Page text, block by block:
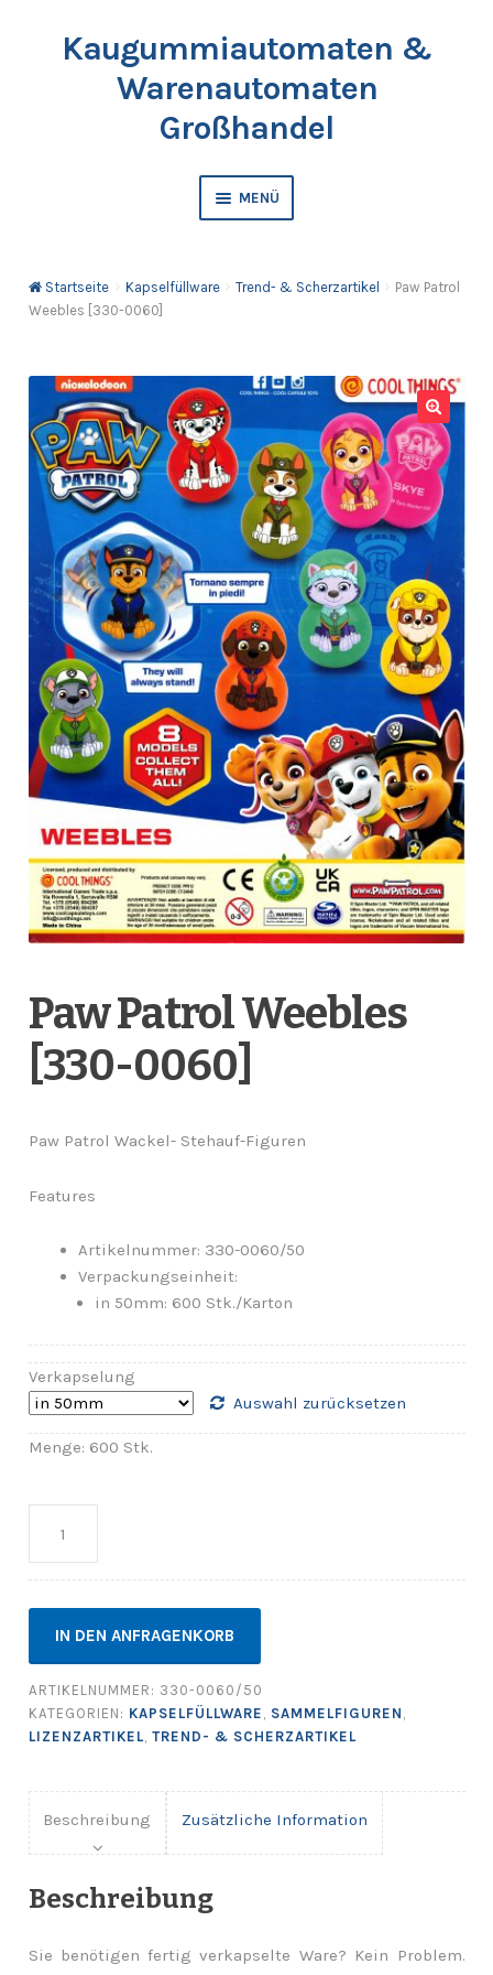
SpringeKaugummiautomaten &
Warenautomaten
Großhandel
MENÜ
Kaugummis
Kapselfüllware
Katalog & Preisliste bestellen
Anfragen-Korb
Startseite Kapselfüllware Trend- & Scherzartikel
Paw Patrol
Weebles [330-0060]
🔍
Paw Patrol Weebles
[330-0060]
Paw Patrol Wackel- Stehauf-Figuren
Features
Artikelnummer: 330-0060/50
Verpackungseinheit:
in 50mm: 600 Stk./Karton
Verkapselung
Auswahl zurücksetzen
Menge: 600 Stk.
IN DEN ANFRAGENKORB
ARTIKELNUMMER: 330-0060/50
KATEGORIEN: KAPSELFÜLLWARE SAMMELFIGUREN
LIZENZARTIKEL TREND- & SCHERZARTIKEL
Beschreibung Zusätzliche Information
Beschreibung
Sie benötigen fertig verkapselte Ware? Kein Problem.